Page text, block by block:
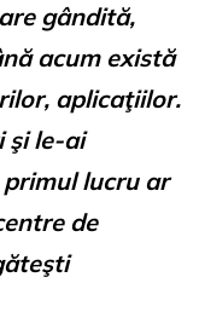
gândită,
acum există
aplicaţiilor.
şi le-ai
lucru ar
de